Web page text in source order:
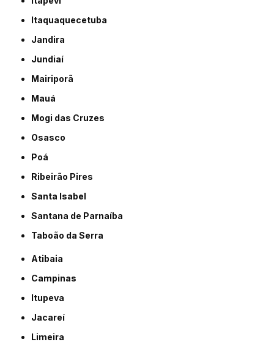
Itaquaquecetuba
Jandira
Jundiaí
Mairiporã
Mauá
Mogi das Cruzes
Osasco
Poá
Ribeirão Pires
Santa Isabel
Santana de Parnaíba
Taboão da Serra
Atibaia
Campinas
Itupeva
Jacareí
Limeira